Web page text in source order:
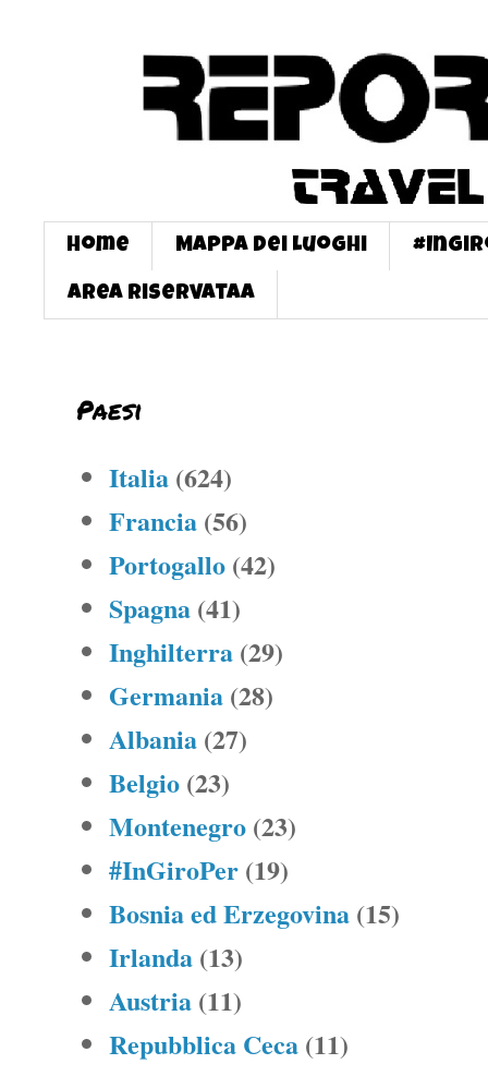
Home Mappa dei Luoghi
Area Riservataa
Paesi
Italia (624)
Francia (56)
Portogallo (42)
Spagna (41)
Inghilterra (29)
Germania (28)
Albania (27)
Belgio (23)
Montenegro (23)
#InGiroPer (19)
Bosnia ed Erzegovina (15)
Irlanda (13)
Austria (11)
Repubblica Ceca (11)